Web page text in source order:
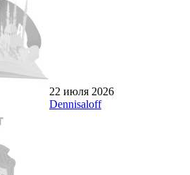
22 июля 2026
Dennisaloff